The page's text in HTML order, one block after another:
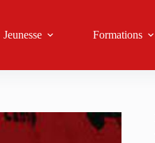
Jeunesse Formations